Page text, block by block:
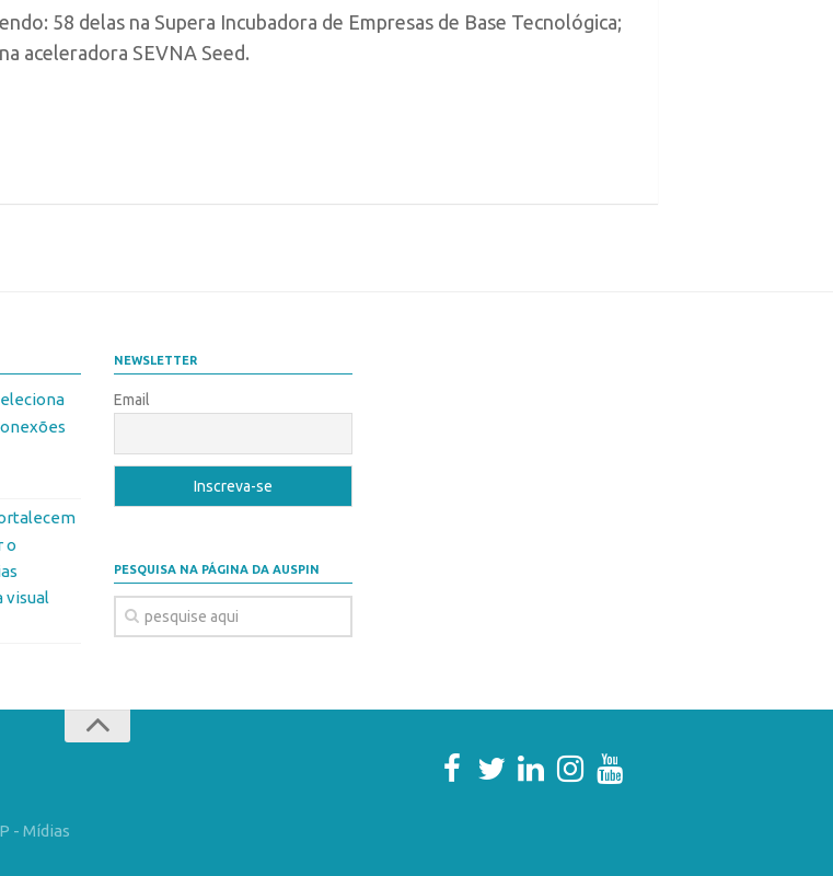
58 delas na Supera Incubadora de Empresas de Base Tecnológica;
aceleradora SEVNA Seed.
o
visual
NEWSLETTER
Email
PESQUISA NA PÁGINA DA AUSPIN
- Mídias